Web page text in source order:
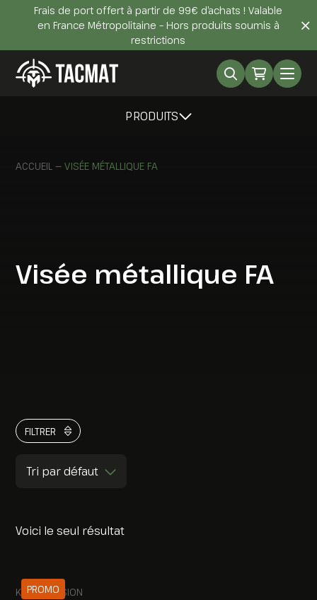
Frais de port offert à partir de 99€ d’achats ! Valable
en France Métropolitaine – Hors produits soumis à
restrictions
PRODUITS
ACCUEIL —VISÉE MÉTALLIQUE FA
Visée métallique FA
FILTRER
Tri par défaut
Voici le seul résultat
PROMO
KNS PRECISION